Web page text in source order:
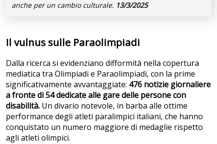
anche per un cambio culturale. 13/3/2025
Il vulnus sulle Paraolimpiadi
Dalla ricerca si evidenziano difformità nella copertura
mediatica tra Olimpiadi e Paraolimpiadi, con la prime
significativamente avvantaggiate: 476 notizie giornaliere
a fronte di 54 dedicate alle gare delle persone con
disabilità. Un divario notevole, in barba alle ottime
performance degli atleti paralimpici italiani, che hanno
conquistato un numero maggiore di medaglie rispetto
agli atleti olimpici.